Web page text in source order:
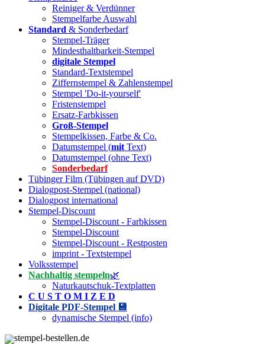
Reiniger & Verdünner
Stempelfarbe Auswahl
Standard & Sonderbedarf
Stempel-Träger
Mindesthaltbarkeit-Stempel
digitale Stempel
Standard-Textstempel
Ziffernstempel & Zahlenstempel
Stempel 'Do-it-yourself'
Fristenstempel
Ersatz-Farbkissen
Groß-Stempel
Stempelkissen, Farbe & Co.
Datumstempel (mit Text)
Datumstempel (ohne Text)
Sonderbedarf
Tübinger Film (Tübingen auf DVD)
Dialogpost-Stempel (national)
Dialogpost international
Stempel-Discount
Stempel-Discount - Farbkissen
Stempel-Discount
Stempel-Discount - Restposten
imprint - Textstempel
Volksstempel
Nachhaltig stempeln🌿
Naturkautschuk-Textplatten
C U S T O M I Z E D
Digitale PDF-Stempel 💾
dynamische Stempel (info)
stempel-bestellen.de